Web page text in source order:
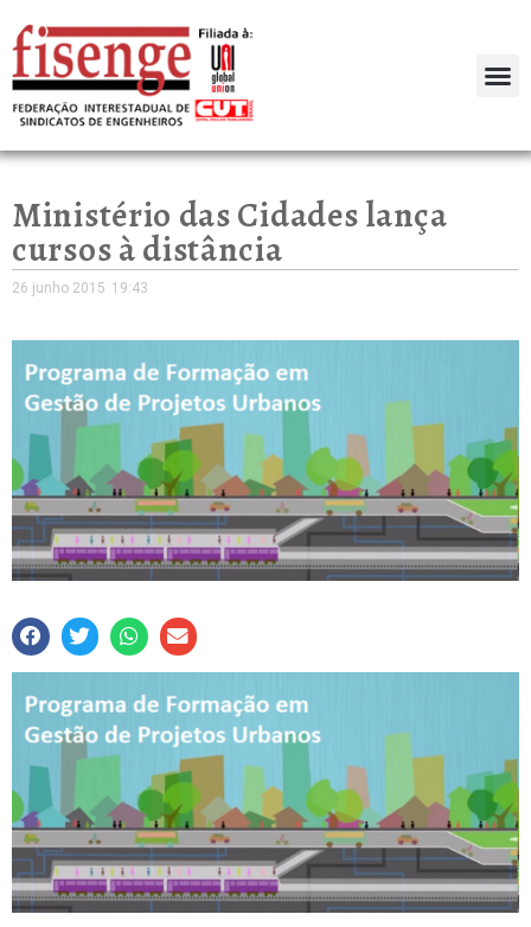
Ministério das Cidades lança
cursos à distância
26 junho 2015 19:43